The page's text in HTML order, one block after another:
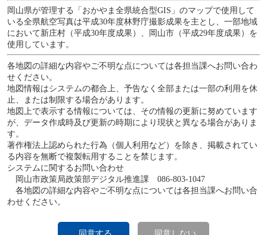
岡山県が管理する「おかやま全県統合型GIS」のマップで使用して
いる全県航空写真は平成30年度林野庁撮影成果を主とし、一部地域
において新庄村（平成30年度成果）、岡山市（平成29年度成果）を
使用しています。
各地図の詳細な内容やご不明な点については各担当課へお問い合わ
せください。
地図情報はシステムの都合上、予告なく全部または一部の利用を休
止、または制限する場合があります。
地図上で表示する情報については、その情報の更新に努めています
が、データ作成時及び更新の時期により現状と異なる場合がありま
す。
著作権法上認められた行為（個人利用など）を除き、掲載されてい
る内容を無断で複製転用することを禁じます。
システムに関するお問い合わせ
岡山市政策局政策部デジタル推進課 086-803-1047
各地図の詳細な内容やご不明な点については各担当課へお問い合
わせください。